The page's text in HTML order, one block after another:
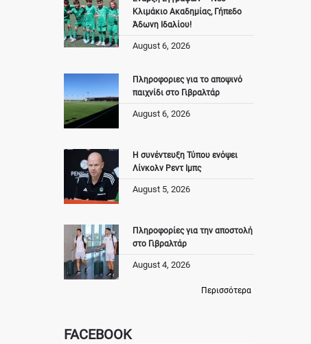
Κλιμάκιο Ακαδημίας, Γήπεδο
Άδωνη Ιδαλίου!
August 6, 2026
Πληροφοριες για το αποψινό
παιχνίδι στο Γιβραλτάρ
August 6, 2026
Η συνέντευξη Τύπου ενόψει
Λίνκολν Ρεντ Ιμπς
August 5, 2026
Πληροφορίες για την αποστολή
στο Γιβραλτάρ
August 4, 2026
Περισσότερα
FACEBOOK